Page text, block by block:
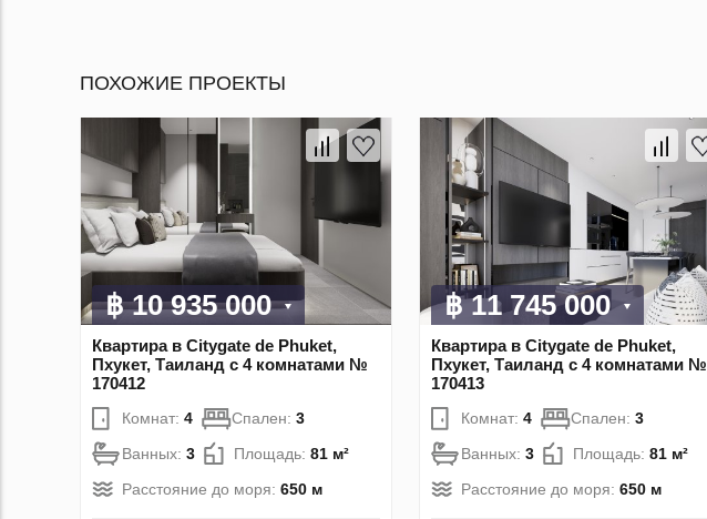
ПОХОЖИЕ ПРОЕКТЫ
฿ 10 935 000
Квартира в Citygate de Phuket,
Пхукет, Таиланд с 4 комнатами №
170412
Комнат: 4 Спален: 3
Ванных: 3 Площадь: 81 м²
Расстояние до моря: 650 м
฿ 11 745 000
Квартира в Citygate de Phuket,
Пхукет, Таиланд с 4 комнатами №
170413
Комнат: 4 Спален: 3
Ванных: 3 Площадь: 81 м²
Расстояние до моря: 650 м